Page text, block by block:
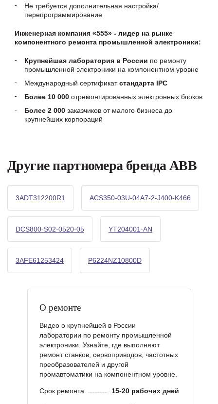
Не требуется дополнительная настройка/
перепрограммирование
Инженерная компания «555» - лидер на рынке
компонентного ремонта промышленной электроники:
Крупнейшая лаборатория в России по ремонту
промышленной электроники на компонентном уровне
Международный сертификатстандарта IPC
Более 10 000 отремонтированных электронных блоков
Более 2 000 заказчиков от малого бизнеса до
крупнейших корпораций
Другие партномера бренда ABB
3ADT312200R1 ACS350-03U-04A7-2-J400-K466
DCS800-S02-0520-05 YT204001-AN
3AFE61253424 P6224NZ10800D
О ремонте
Видео о крупнейшей в России
лаборатории по ремонту промышленной
электроники. Узнайте, где выполняют
ремонт станков, сервоприводов, частотных
преобразователей и другой
промавтоматики на компонентном уровне.
Срок ремонта 15-20 рабочих дней